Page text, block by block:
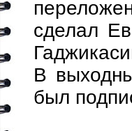
сделал
В
был